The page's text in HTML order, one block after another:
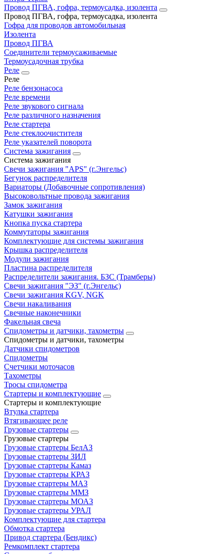
Провод ПГВА, гофра, термоусадка, изолента
Провод ПГВА, гофра, термоусадка, изолента
Гофра для проводов автомобильная
Изолента
Провод ПГВА
Соединители термоусаживаемые
Термоусадочная трубка
Реле
Реле
Реле бензонасоса
Реле времени
Реле звукового сигнала
Реле различного назначения
Реле стартера
Реле стеклоочистителя
Реле указателей поворота
Система зажигания
Система зажигания
Свечи зажигания "APS" (г.Энгельс)
Бегунок распределителя
Вариаторы (Добавочные сопротивления)
Высоковольтные провода зажигания
Замок зажигания
Катушки зажигания
Кнопка пуска стартера
Коммутаторы зажигания
Комплектующие для системы зажигания
Крышка распределителя
Модули зажигания
Пластина распределителя
Распределители зажигания. БЗС (Трамберы)
Свечи зажигания "ЭЗ" (г.Энгельс)
Свечи зажигания KGV, NGK
Свечи накаливания
Свечные наконечники
Факельная свеча
Спидометры и датчики, тахометры
Спидометры и датчики, тахометры
Датчики спидометров
Спидометры
Счетчики моточасов
Тахометры
Тросы спидометра
Стартеры и комплектующие
Стартеры и комплектующие
Втулка стартера
Втягивающее реле
Грузовые стартеры
Грузовые стартеры
Грузовые стартеры БелАЗ
Грузовые стартеры ЗИЛ
Грузовые стартеры Камаз
Грузовые стартеры КРАЗ
Грузовые стартеры МАЗ
Грузовые стартеры ММЗ
Грузовые стартеры МОАЗ
Грузовые стартеры УРАЛ
Комплектующие для стартера
Обмотка стартера
Привод стартера (Бендикс)
Ремкомплект стартера